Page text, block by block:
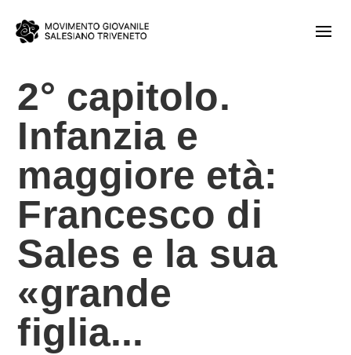
2° capitolo.
Infanzia e
maggiore età:
Francesco di
Sales e la sua
«grande
figlia...